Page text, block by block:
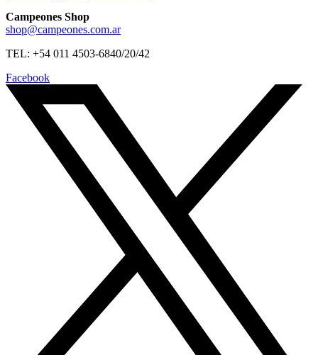
Campeones Shop
shop@campeones.com.ar
TEL: +54 011 4503-6840/20/42
Facebook